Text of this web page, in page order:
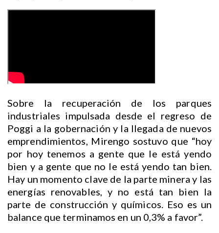
Sobre la recuperación de los parques
industriales impulsada desde el regreso de
Poggi a la gobernación y la llegada de nuevos
emprendimientos, Mirengo sostuvo que “hoy
por hoy tenemos a gente que le está yendo
bien y a gente que no le está yendo tan bien.
Hay un momento clave de la parte minera y las
energías renovables, y no está tan bien la
parte de construcción y químicos. Eso es un
balance que terminamos en un 0,3% a favor”.